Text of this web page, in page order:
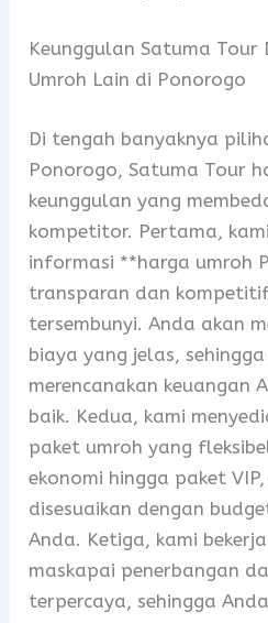
Keunggulan Satuma Tour
Umroh Lain di Ponorogo
Di tengah banyaknya
Ponorogo, Satuma Tour
keunggulan yang
kompetitor. Pertama,
informasi **harga umroh
transparan dan
tersembunyi. Anda akan
biaya yang jelas,
merencanakan keuangan
baik. Kedua, kami
paket umroh yang
ekonomi hingga paket
disesuaikan dengan
Anda. Ketiga, kami
maskapai penerbangan
terpercaya, sehingga